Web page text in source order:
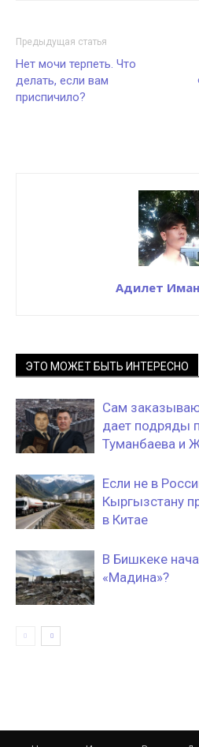
Предыдущая статья
Нет мочи терпеть. Что
делать, если вам
приспичило?
Адилет
ЭТО МОЖЕТ БЫТЬ ИНТЕРЕСНО
Сам
дает подряды
Туманбаева и
Если не в
Кыргызстану
в Китае
В Бишкеке
«Мадина»?